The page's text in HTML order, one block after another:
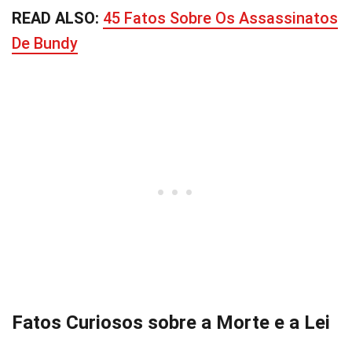
READ ALSO: 45 Fatos Sobre Os Assassinatos
De Bundy
Fatos Curiosos sobre a Morte e a Lei